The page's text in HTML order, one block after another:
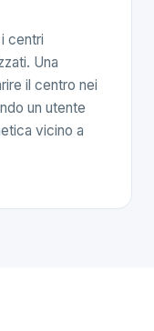
centri
Una
il centro nei
un utente
vicino a